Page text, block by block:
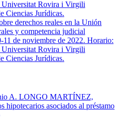
derechos reales en la Unión
y competencia judicial
11 de noviembre de 2022. Horario:
Rovira i Virgili
Ciencias Jurídicas.